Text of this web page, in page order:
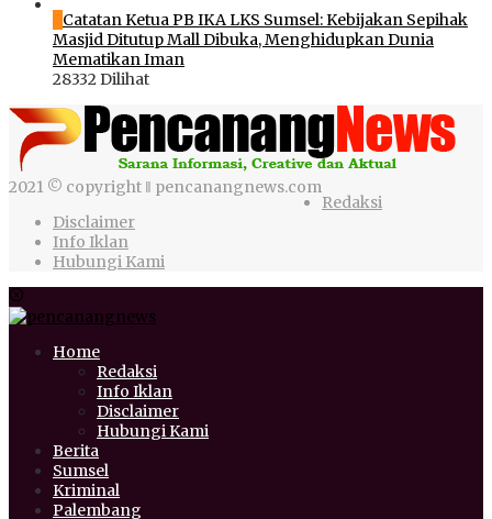
Catatan Ketua PB IKA LKS Sumsel: Kebijakan Sepihak
Masjid Ditutup Mall Dibuka, Menghidupkan Dunia
Mematikan Iman
28332 Dilihat
2021 © copyright ‖ pencanangnews.com
Redaksi
Disclaimer
Info Iklan
Hubungi Kami
Home
Redaksi
Info Iklan
Disclaimer
Hubungi Kami
Berita
Sumsel
Kriminal
Palembang